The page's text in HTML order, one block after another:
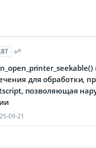
для обработки,
позволяющая
09-21